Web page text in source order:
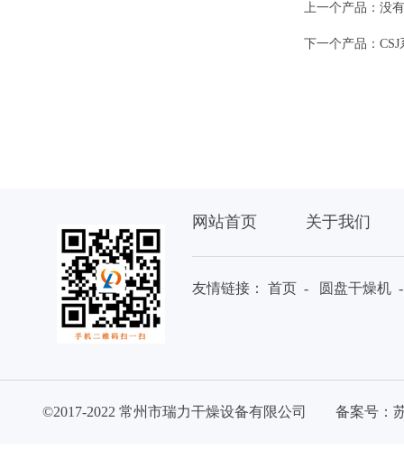
上一个产品：没
下一个产品：
网站首页 关于我们
友情链接： 首页- 圆盘干燥机
©2017-2022 常州市瑞力干燥设备有限公司 备案号：